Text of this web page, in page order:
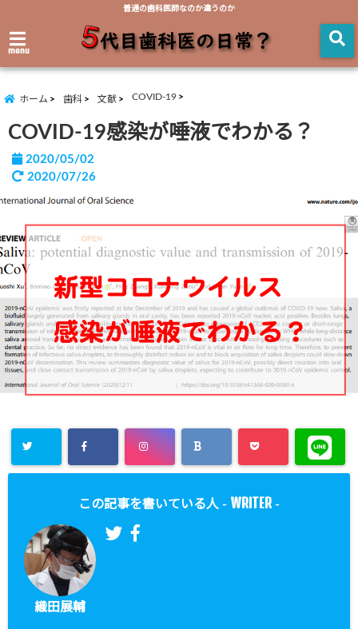
普通の歯科医師なのか違うのか
menu
ホーム 歯科 文献 COVID-19
COVID-19感染が唾液でわかる？
2020/05/02
2020/07/26
この記事を書いている人 - WRITER -
織田展輔